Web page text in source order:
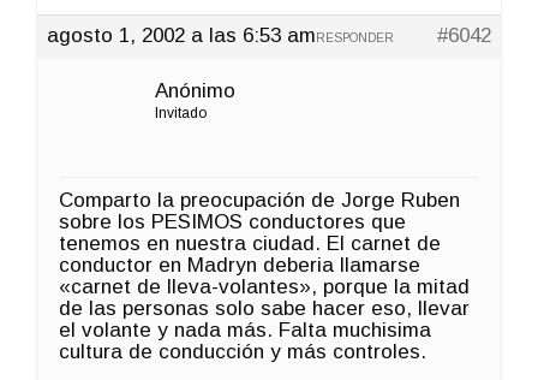
agosto 1, 2002 a las 6:53 am #6042
RESPONDER
Anónimo
Invitado
Comparto la preocupación de Jorge Ruben
sobre los PESIMOS conductores que
tenemos en nuestra ciudad. El carnet de
conductor en Madryn deberia llamarse
«carnet de lleva-volantes», porque la mitad
de las personas solo sabe hacer eso, llevar
el volante y nada más. Falta muchisima
cultura de conducción y más controles.